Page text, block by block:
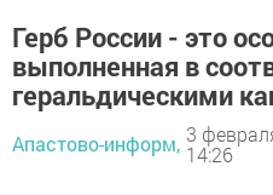
Герб России - это
выполненная в
геральдическими
Апастово-информ, 3
14:26